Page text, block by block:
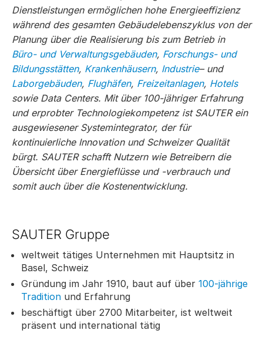
Dienstleistungen ermöglichen hohe Energieeffizienz
während des gesamten Gebäudelebenszyklus von der
Planung über die Realisierung bis zum Betrieb in
Büro- und Verwaltungsgebäuden, Forschungs- und
Bildungsstätten, Krankenhäusern, Industrie– und
Laborgebäuden, Flughäfen, Freizeitanlagen, Hotels
sowie Data Centers. Mit über 100-jähriger Erfahrung
und erprobter Technologiekompetenz ist SAUTER ein
ausgewiesener Systemintegrator, der für
kontinuierliche Innovation und Schweizer Qualität
bürgt. SAUTER schafft Nutzern wie Betreibern die
Übersicht über Energieflüsse und -verbrauch und
somit auch über die Kostenentwicklung.
SAUTER Gruppe
weltweit tätiges Unternehmen mit Hauptsitz in
Basel, Schweiz
Gründung im Jahr 1910, baut auf über 100-jährige
Tradition und Erfahrung
beschäftigt über 2700 Mitarbeiter, ist weltweit
präsent und international tätig